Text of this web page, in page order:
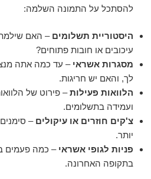
להסתכל על התמונה השלמה:
היסטוריית תשלומים – האם שילמת
עיכובים או חובות פתוחים?
מסגרות אשראי – עד כמה אתה
לך, והאם יש חריגות.
הלוואות פעילות– פירוט של
ועמידה בתשלומים.
צ'קים חוזרים או עיקולים –
יותר.
פניות לגופי אשראי – כמה פעמים
בתקופה האחרונה.